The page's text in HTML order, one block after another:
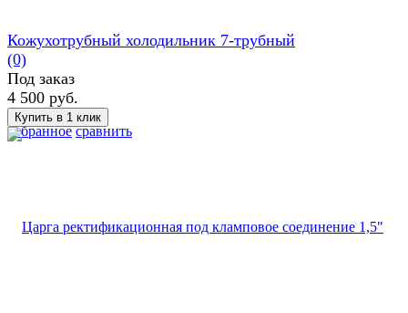
избранное сравнить
Кожухотрубный холодильник 7-трубный
(0)
Под заказ
4 500 руб.